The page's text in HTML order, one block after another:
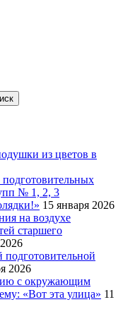
из цветов в
№ 1, 2, 3
15 января 2026
на воздухе
старшего
подготовительной
2026
с окружающим
«Вот эта улица» 11